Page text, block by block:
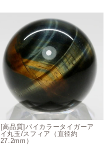
[高品質]バイカラータイガーア
イ丸玉/スフィア（直径約
27.2mm）